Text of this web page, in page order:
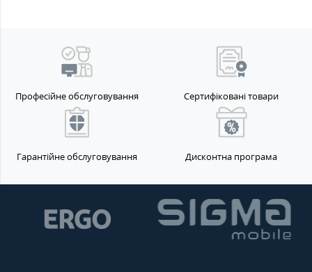
Професійне обслуговування Сертифіковані товари
Гарантійне обслуговування Дисконтна програма